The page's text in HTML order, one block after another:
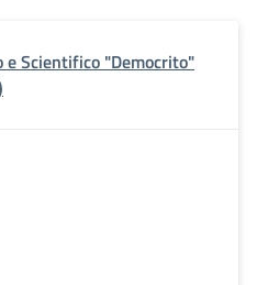
e Scientifico "Democrito"